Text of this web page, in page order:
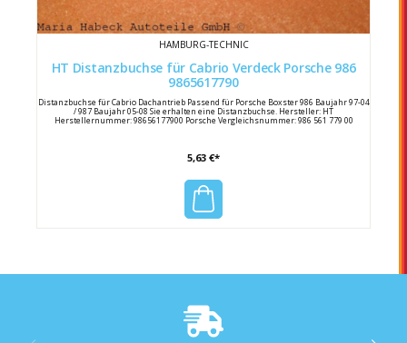
HAMBURG-TECHNIC
HT Distanzbuchse für Cabrio Verdeck Porsche 986
9865617790
Distanzbuchse für Cabrio Dachantrieb Passend für Porsche Boxster 986 Baujahr 97-04
/ 987 Baujahr 05-08 Sie erhalten eine Distanzbuchse. Hersteller: HT
Herstellernummer: 98656177900 Porsche Vergleichsnummer: 986 561 779 00
5,63 €*